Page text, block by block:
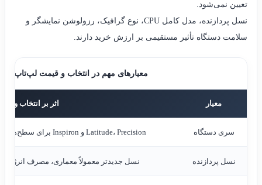
تعیین نمی‌شود.
نسل پردازنده، مدل کامل CPU، نوع گرافیک، رزولوشن نمایشگر و
سلامت دستگاه تأثیر مستقیمی بر ارزش خرید دارند.
معیارهای مهم در انتخاب و قیمت لپ‌تاپ Dell استوک
معیار اثر بر انتخاب و
سری دستگاه Latitude، Precision و Inspiron برای سطح‌های متفاوت کاربری ساخته شده‌اند.
نسل پردازنده نسل جدیدتر معمولاً معماری، مصرف انرژی و